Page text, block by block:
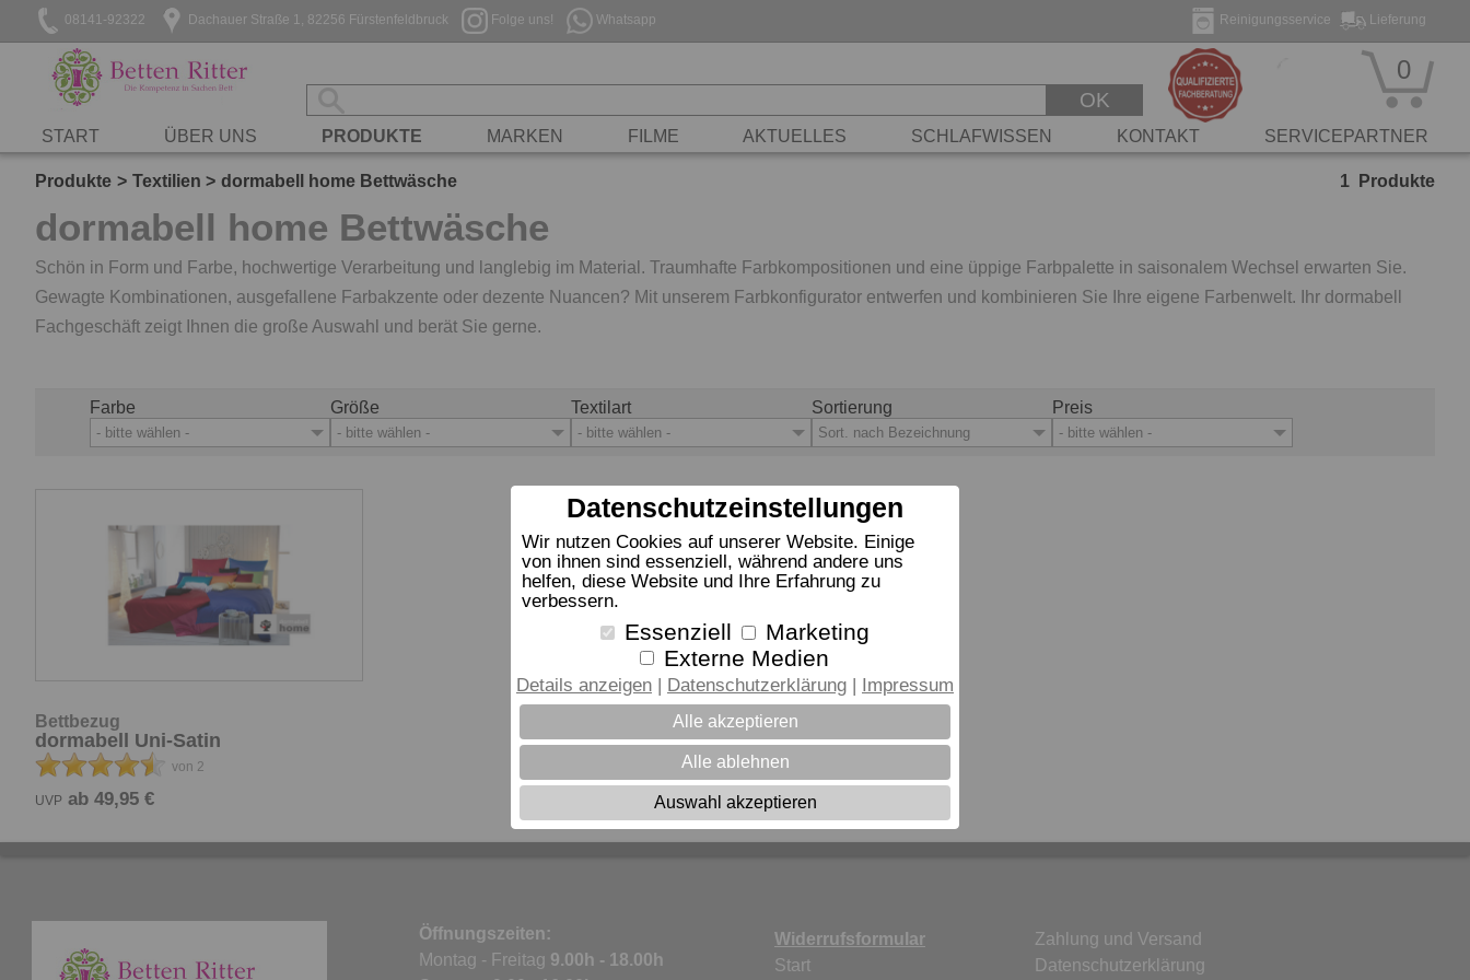
08141-92322 Dachauer Straße 1, 82256 Fürstenfeldbruck Folge uns! Whatsapp Lieferung
Reinigungsservice
OK
0
START ÜBER UNS PRODUKTE MARKEN FILME AKTUELLES SCHLAFWISSEN KONTAKT SERVICEPARTNER
Produkte Textilien dormabell home Bettwäsche 1 Produkte
dormabell home Bettwäsche
Schön in Form und Farbe, hochwertige Verarbeitung und langlebig im Material. Traumhafte Farbkompositionen und eine üppige Farbpalette in saisonalem Wechsel erwarten Sie.
Gewagte Kombinationen, ausgefallene Farbakzente oder dezente Nuancen? Mit unserem Farbkonfigurator entwerfen und kombinieren Sie Ihre eigene Farbenwelt. Ihr dormabell
Fachgeschäft zeigt Ihnen die große Auswahl und berät Sie gerne.
Farbe
- bitte wählen -
Größe
- bitte wählen -
Textilart
- bitte wählen -
Sortierung
Sort. nach Bezeichnung
Preis
- bitte wählen -
Bettbezug
dormabell Uni-Satin
von 2
UVP ab 49,95 €
Öffnungszeiten:
Montag - Freitag 9.00h - 18.00h
Widerrufsformular
Start
Zahlung und Versand
Datenschutzerklärung
Datenschutzeinstellungen
Wir nutzen Cookies auf unserer Website. Einige
von ihnen sind essenziell, während andere uns
helfen, diese Website und Ihre Erfahrung zu
verbessern.
Essenziell
Marketing
Externe Medien
Details anzeigen Datenschutzerklärung Impressum
Alle akzeptieren
Alle ablehnen
Auswahl akzeptieren